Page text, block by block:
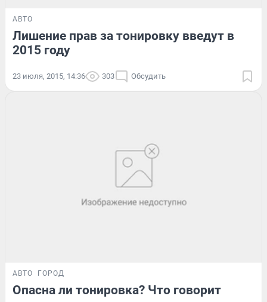
АВТО
Лишение прав за тонировку введут в
2015 году
23 июля, 2015, 14:36 303 Обсудить
АВТО ГОРОД
Опасна ли тонировка? Что говорит